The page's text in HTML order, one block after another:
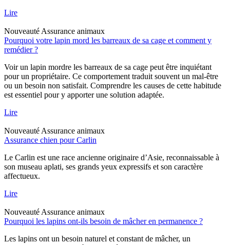
Lire
Nouveauté Assurance animaux
Pourquoi votre lapin mord les barreaux de sa cage et comment y
remédier ?
Voir un lapin mordre les barreaux de sa cage peut être inquiétant
pour un propriétaire. Ce comportement traduit souvent un mal-être
ou un besoin non satisfait. Comprendre les causes de cette habitude
est essentiel pour y apporter une solution adaptée.
Lire
Nouveauté Assurance animaux
Assurance chien pour Carlin
Le Carlin est une race ancienne originaire d’Asie, reconnaissable à
son museau aplati, ses grands yeux expressifs et son caractère
affectueux.
Lire
Nouveauté Assurance animaux
Pourquoi les lapins ont-ils besoin de mâcher en permanence ?
Les lapins ont un besoin naturel et constant de mâcher, un